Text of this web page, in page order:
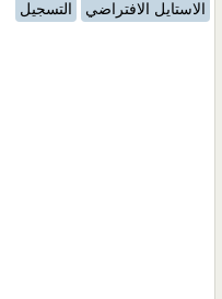
الاستايل الافتراضي
التسجيل